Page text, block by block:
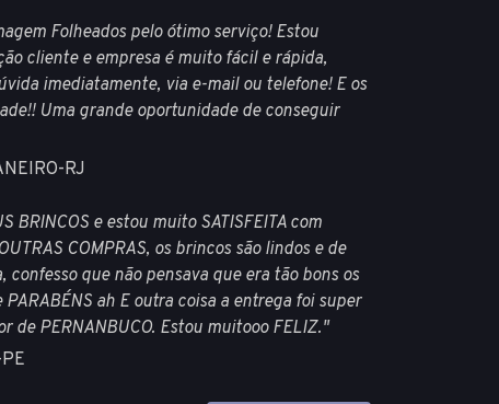
Folheados pelo ótimo serviço! Estou
cliente e empresa é muito fácil e rápida,
imediatamente, via e-mail ou telefone! E os
Uma grande oportunidade de conseguir
RJ
BRINCOS e estou muito SATISFEITA com
COMPRAS, os brincos são lindos e de
que não pensava que era tão bons os
ah E outra coisa a entrega foi super
de PERNANBUCO. Estou muitooo FELIZ."